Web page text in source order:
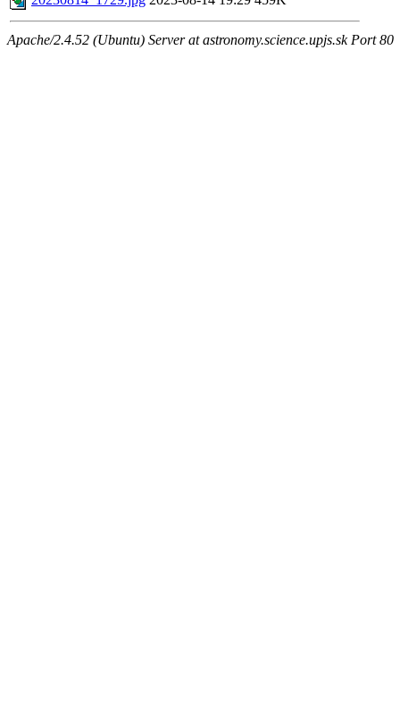
Apache/2.4.52 (Ubuntu) Server at astronomy.science.upjs.sk Port 80